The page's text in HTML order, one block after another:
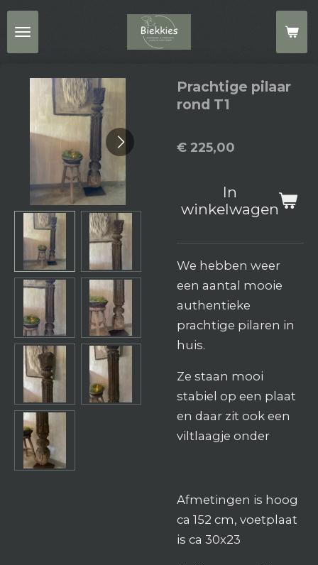
Ga
direct
naar
hoofdinhoud
Prachtige pilaar
rond T1
€ 225,00
In
winkelwagen
We hebben weer
een aantal mooie
authentieke
prachtige pilaren in
huis.
Ze staan mooi
stabiel op een plaat
en daar zit ook een
viltlaagje onder
Afmetingen is hoog
ca 152 cm, voetplaat
is ca 30x23